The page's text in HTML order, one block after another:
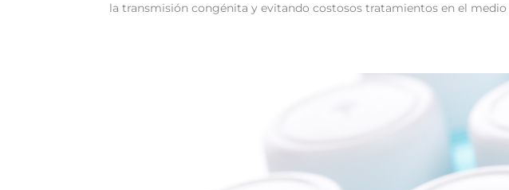
la transmisión congénita y evitando costosos tratamientos en el medio